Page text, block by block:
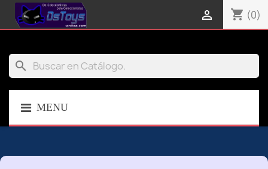
shopping_cart (0)

search
MENU